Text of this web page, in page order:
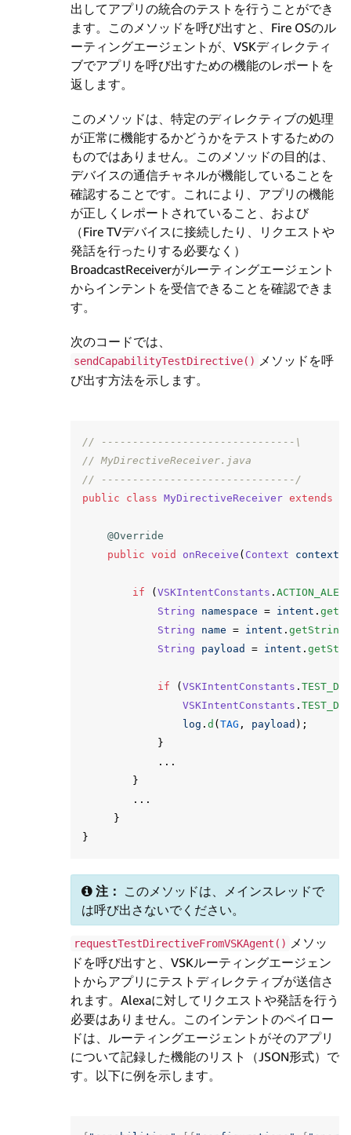
出してアプリの統合のテストを行うことができ
ます。このメソッドを呼び出すと、Fire OSのル
ーティングエージェントが、VSKディレクティ
ブでアプリを呼び出すための機能のレポートを
返します。
このメソッドは、特定のディレクティブの処理
が正常に機能するかどうかをテストするための
ものではありません。このメソッドの目的は、
デバイスの通信チャネルが機能していることを
確認することです。これにより、アプリの機能
が正しくレポートされていること、および
（Fire TVデバイスに接続したり、リクエストや
発話を行ったりする必要なく）
BroadcastReceiverがルーティングエージェント
からインテントを受信できることを確認できま
す。
次のコードでは、
sendCapabilityTestDirective() メソッドを呼
び出す方法を示します。
// -------------------------------\
// MyDirectiveReceiver.java
// -------------------------------/
public
class MyDirectiveReceiver extends
@Override
public void onReceive ( Context context
if ( VSKIntentConstants .
String
namespace = intent .
String
name = intent .
String
payload = intent .
if ( VSKIntentConstants .
VSKIntentConstants .
log . d ( TAG , payload );
}
...
}
...
}
}
注： このメソッドは、メインスレッドで
は呼び出さないでください。
requestTestDirectiveFromVSKAgent() メソッ
ドを呼び出すと、VSKルーティングエージェン
トからアプリにテストディレクティブが送信さ
れます。Alexaに対してリクエストや発話を行う
必要はありません。このインテントのペイロー
ドは、ルーティングエージェントがそのアプリ
について記録した機能のリスト（JSON形式）で
す。以下に例を示します。